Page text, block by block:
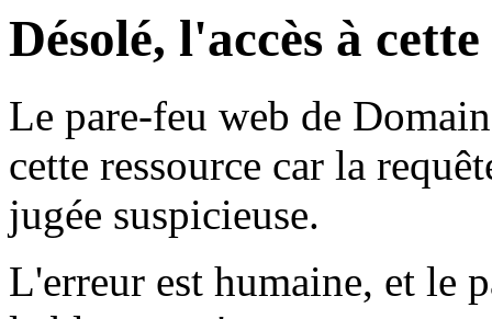
Désolé, l'accès à
Le pare-feu web de
cette ressource car la
jugée suspicieuse.
L'erreur est humaine, et le